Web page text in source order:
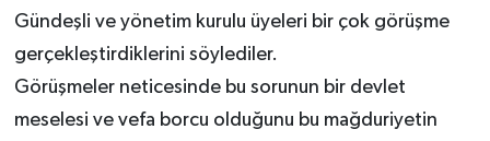
Gündeşli ve yönetim kurulu üyeleri bir çok görüşme
gerçekleştirdiklerini söylediler.
Görüşmeler neticesinde bu sorunun bir devlet
meselesi ve vefa borcu olduğunu bu mağduriyetin